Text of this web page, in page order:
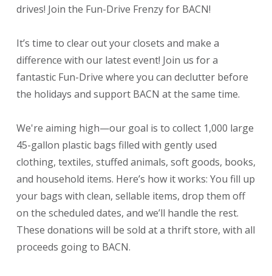
drives! Join the Fun-Drive Frenzy for BACN!
It’s time to clear out your closets and make a
difference with our latest event! Join us for a
fantastic Fun-Drive where you can declutter before
the holidays and support BACN at the same time.
We're aiming high—our goal is to collect 1,000 large
45-gallon plastic bags filled with gently used
clothing, textiles, stuffed animals, soft goods, books,
and household items. Here’s how it works: You fill up
your bags with clean, sellable items, drop them off
on the scheduled dates, and we’ll handle the rest.
These donations will be sold at a thrift store, with all
proceeds going to BACN.